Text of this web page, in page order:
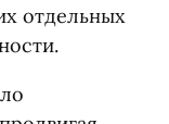
отдельных